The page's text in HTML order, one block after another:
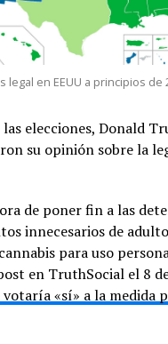
legal en EEUU a principios de
elecciones, Donald
su opinión sobre la
de poner fin a las
innecesarios de
para uso
en TruthSocial el 8
votaría «sí» a la medida